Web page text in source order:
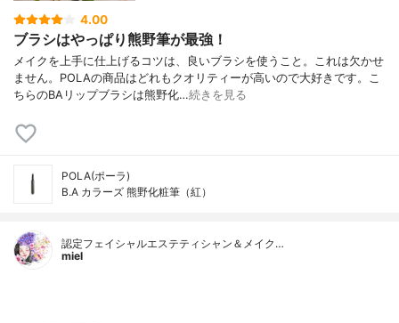
4.00
ブラシはやっぱり熊野筆が最強！
メイクを上手に仕上げるコツは、良いブラシを使うこと。これは欠かせ
ません。POLAの商品はどれもクオリティーが高いので大好きです。こ
ちらのBAリップブラシは熊野化…続きを見る
POLA(ポーラ)
B.A カラーズ 熊野化粧筆（紅）
認定フェイシャルエステティシャン＆メイク…
miel